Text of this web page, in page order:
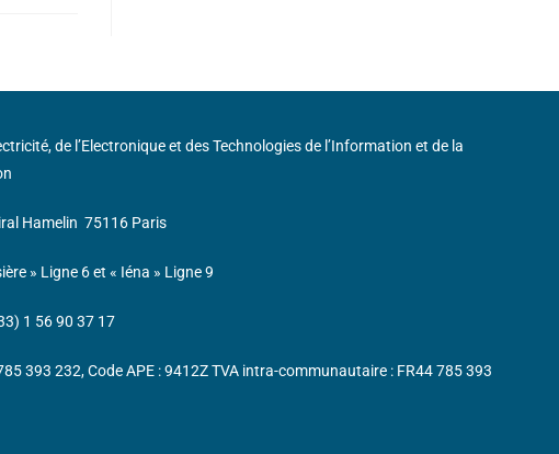
de l’Electronique et des Technologies de l’Information et de la
Hamelin 75116 Paris
» Ligne 6 et « Iéna » Ligne 9
1 56 90 37 17
393 232, Code APE : 9412Z TVA intra-communautaire : FR44 785 393